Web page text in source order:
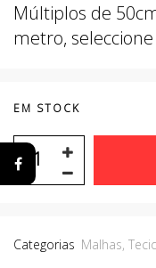
Múltiplos de
metro,
EM STOCK
Categorias Malhas,